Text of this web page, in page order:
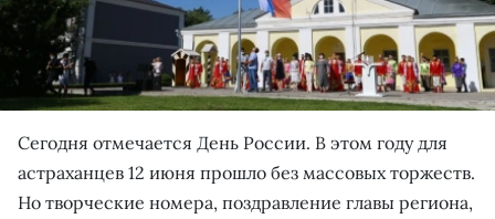
Сегодня отмечается День России. В этом году для
астраханцев 12 июня прошло без массовых торжеств.
Но творческие номера, поздравление главы региона,